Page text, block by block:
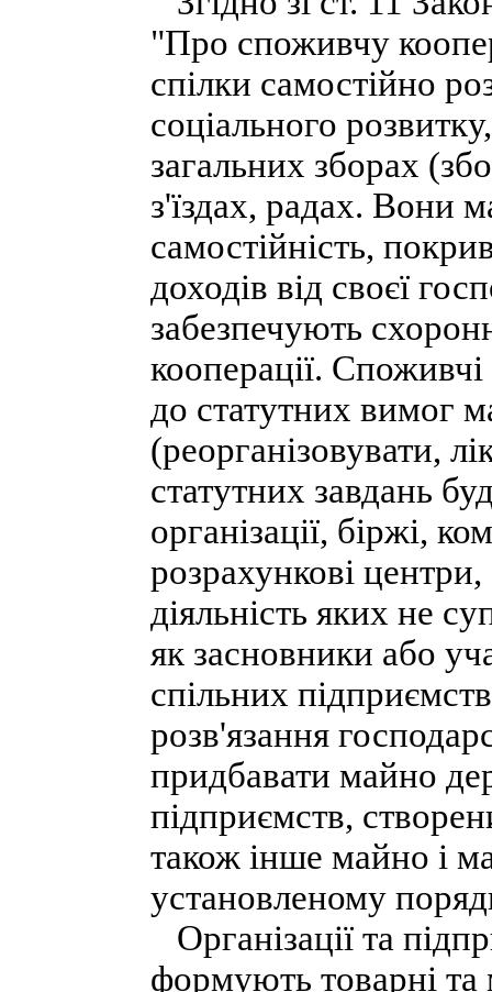
"Про споживчу
спілки самостійно
соціального
загальних зборах
з'їздах, радах. Вони
самостійність,
доходів від своєї
забезпечують
кооперації. Споживчі
до статутних вимог
(реорганізовувати,
статутних завдань
організації, біржі,
розрахункові центри,
діяльність яких не
як засновники або
спільних
розв'язання
придбавати майно
підприємств,
також інше майно і
установленому
Організації та
формують товарні та